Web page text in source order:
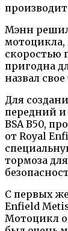
Мэнн
мотоцикла,
скоростью
пригодна
назвал
Для
передний и
BSA B50,
от Royal
тормоза
С первых
Enfield
Мотоцикл